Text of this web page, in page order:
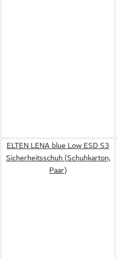
ELTEN LENA blue Low ESD S3
Sicherheitsschuh (Schuhkarton,
Paar)